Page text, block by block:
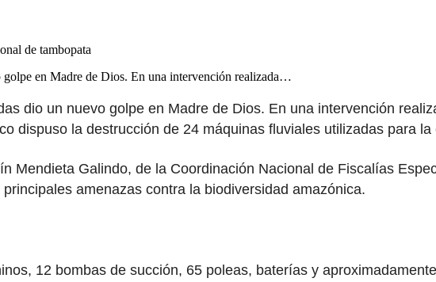
golpe en Madre de Dios. En una intervención realizada…
dio un nuevo golpe en Madre de Dios. En una intervención
dispuso la destrucción de 24 máquinas fluviales utilizadas para
Mendieta Galindo, de la Coordinación Nacional de Fiscalías
amenazas contra la biodiversidad amazónica.
12 bombas de succión, 65 poleas, baterías y